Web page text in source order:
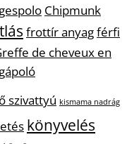
Chipmunk
frottír anyagférfi
de cheveux en
szivattyú kismama nadrág
könyvelés